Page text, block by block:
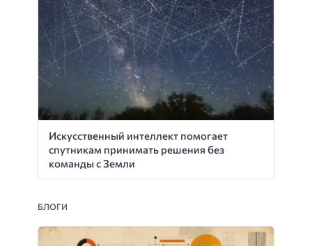
Искусственный интеллект помогает
спутникам принимать решения без
команды с Земли
БЛОГИ